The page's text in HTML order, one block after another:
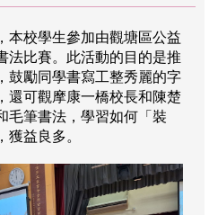
本校學生參加由觀塘區公益
法比賽。此活動的目的是推
鼓勵同學書寫工整秀麗的字
還可觀摩康一橋校長和陳楚
毛筆書法，學習如何「裝
益良多。